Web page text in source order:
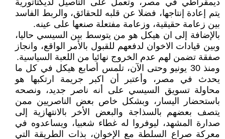
ديمقراطي في مصر، وتعمل على التأصيل لديكتاتورية
يتم إعادة إنتاجها، فضلا عن قلبه للحقائق، والربط الفاسد
بين زعامة حقيقية، وزعامة مفتعلة صنعها على عينه.
بالإضافة إلى ان هيكل هو من يتوسط بين السيسي حاليا،
وبين قيادات الاخوان لدفعهم للقبول بالأمر الواقع، وانجاز
صفقة تضمن لهم عدم الخروج نهائيا من اللعبة السياسية.
ومنذ 30 يونيو وحتى الآن، تلمس أصابع هيكل في كل ما
يحدث في مصر، وأعتبر أن اكبر جريمة ارتكبها هو
محاولة تسويق السيسي على أنه ناصر جديد، ونصحه
باستحضار اليسار، وبشكل خاص بعض الناصريين ممن
يتصف بعضهم بالسذاجة والبعض الأخر بالانتهازية إلى
صدارة المشهد، ليوفروا له غطاء شعبيا، ويساعدوه في
معركة صراع السلطة مع الإخوان، بذات الطريقة التي